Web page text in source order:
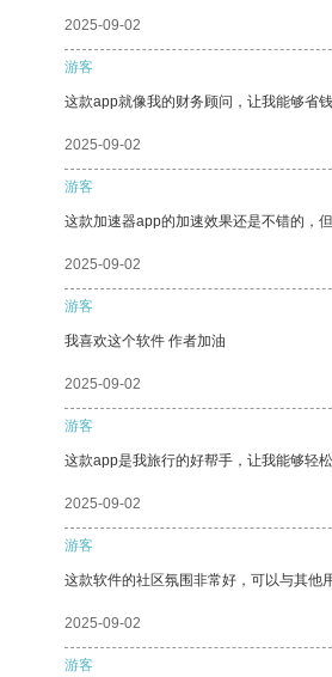
2025-09-02
游客
这款app就像我的财务顾问，让我能够省钱
2025-09-02
游客
这款加速器app的加速效果还是不错的，
2025-09-02
游客
我喜欢这个软件 作者加油
2025-09-02
游客
这款app是我旅行的好帮手，让我能够轻
2025-09-02
游客
这款软件的社区氛围非常好，可以与其他
2025-09-02
游客